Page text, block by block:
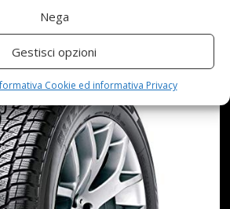
Nega
Gestisci opzioni
Cookie ed informativa Privacy